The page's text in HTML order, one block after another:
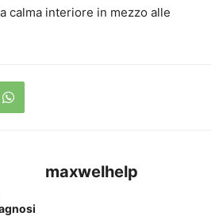
calma interiore in mezzo alle
maxwelhelp